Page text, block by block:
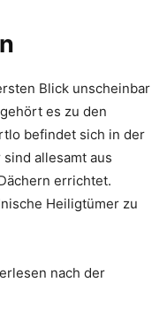
Blick unscheinbar
es zu den
befindet sich in der
allesamt aus
errichtet.
Heiligtümer zu
nach der